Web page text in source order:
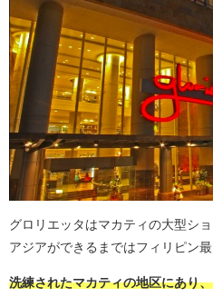
グロリエッタはマカティの大型シ
アジアができるまではフィリピン最
洗練されたマカティの地区にあり